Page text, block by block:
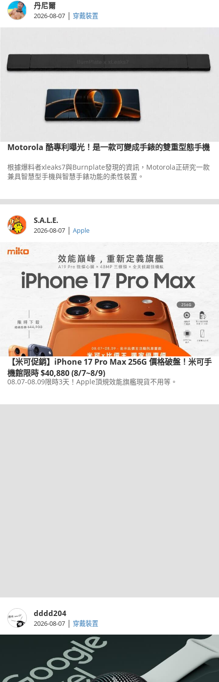
丹尼爾
2026-08-07 | 穿戴裝置
Motorola 酷專利曝光！是一款可變成手錶的雙重型態手機
根據爆料者xleaks7與Burnplate發現的資訊，Motorola正研究一款
兼具智慧型手機與智慧手錶功能的柔性裝置。
S.A.L.E.
2026-08-07 | Apple
【米可促銷】iPhone 17 Pro Max 256G 價格破盤！米可手
機館限時 $40,880 (8/7~8/9)
08.07-08.09限時3天！Apple頂規效能旗艦現貨不用等。
dddd204
2026-08-07 | 穿戴裝置